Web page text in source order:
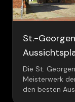
St.-
Die St.
Meisterwerk
den besten